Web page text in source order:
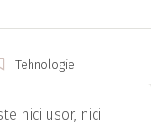
Tehnologie
nici usor, nici